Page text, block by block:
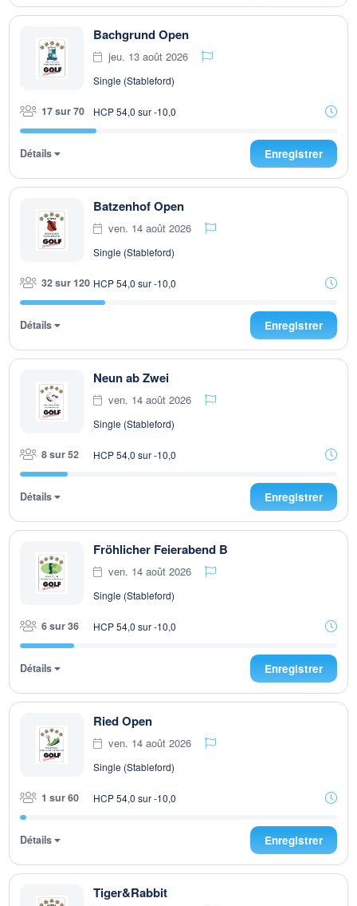
Bachgrund Open
jeu. 13 août 2026
Single (Stableford)
17 sur 70 HCP 54,0 sur -10,0
Détails Enregistrer
Batzenhof Open
ven. 14 août 2026
Single (Stableford)
32 sur 120 HCP 54,0 sur -10,0
Détails Enregistrer
Neun ab Zwei
ven. 14 août 2026
Single (Stableford)
8 sur 52 HCP 54,0 sur -10,0
Détails Enregistrer
Fröhlicher Feierabend B
ven. 14 août 2026
Single (Stableford)
6 sur 36 HCP 54,0 sur -10,0
Détails Enregistrer
Ried Open
ven. 14 août 2026
Single (Stableford)
1 sur 60 HCP 54,0 sur -10,0
Détails Enregistrer
Tiger&Rabbit